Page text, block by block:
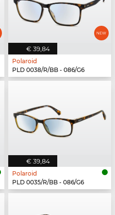
€ 39,84
Polaroid
PLD 0038/R/BB - 086/G6
€ 39,84
Polaroid
PLD 0035/R/BB - 086/G6